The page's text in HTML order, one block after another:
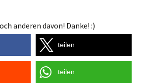
anderen davon! Danke! :)
teilen
teilen